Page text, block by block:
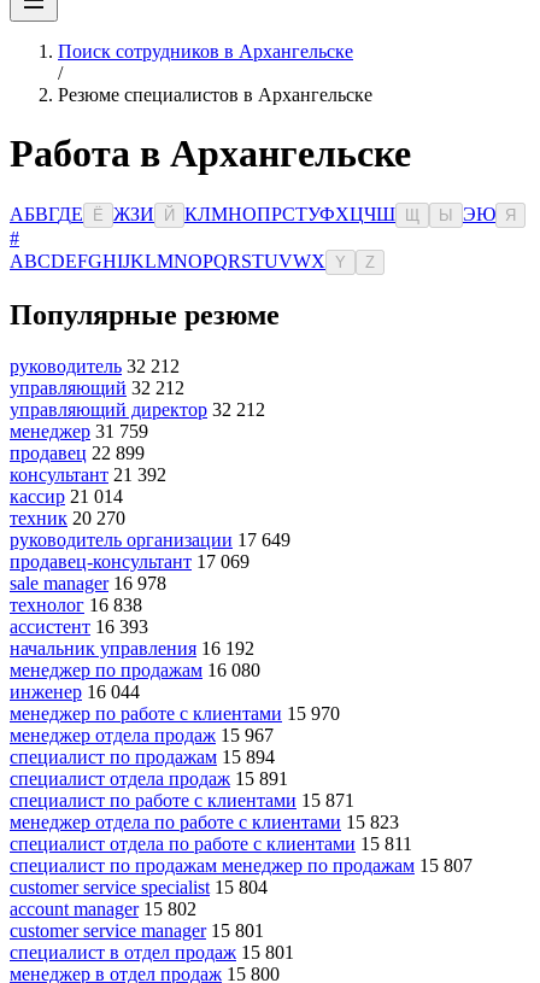
Поиск сотрудников в Архангельске
/
Резюме специалистов в Архангельске
Работа в Архангельске
АБВГДЕ Ё ЖЗИ Й КЛМНОПРСТУФХЦЧШ Ы ЭЮ Я
#
ABCDEFGHIJKLMNOPQRSTUVWX Y Z
Популярные резюме
руководитель 32 212
управляющий 32 212
управляющий директор 32 212
менеджер 31 759
продавец 22 899
консультант 21 392
кассир 21 014
техник 20 270
руководитель организации 17 649
продавец-консультант 17 069
sale manager 16 978
технолог 16 838
ассистент 16 393
начальник управления 16 192
менеджер по продажам 16 080
инженер 16 044
менеджер по работе с клиентами 15 970
менеджер отдела продаж 15 967
специалист по продажам 15 894
специалист отдела продаж 15 891
специалист по работе с клиентами 15 871
менеджер отдела по работе с клиентами 15 823
специалист отдела по работе с клиентами 15 811
специалист по продажам менеджер по продажам 15 807
customer service specialist 15 804
account manager 15 802
customer service manager 15 801
специалист в отдел продаж 15 801
менеджер в отдел продаж 15 800